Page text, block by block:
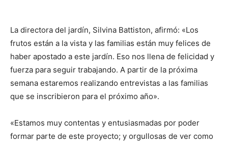
La directora del jardín, Silvina Battiston, afirmó: «Los
frutos están a la vista y las familias están muy felices de
haber apostado a este jardín. Eso nos llena de felicidad y
fuerza para seguir trabajando. A partir de la próxima
semana estaremos realizando entrevistas a las familias
que se inscribieron para el próximo año».
«Estamos muy contentas y entusiasmadas por poder
formar parte de este proyecto; y orgullosas de ver como